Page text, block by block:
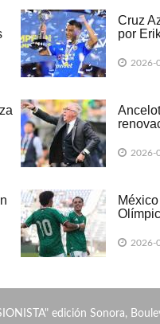
Cruz
por
2026-
2026-
2026-
edición Sonora,